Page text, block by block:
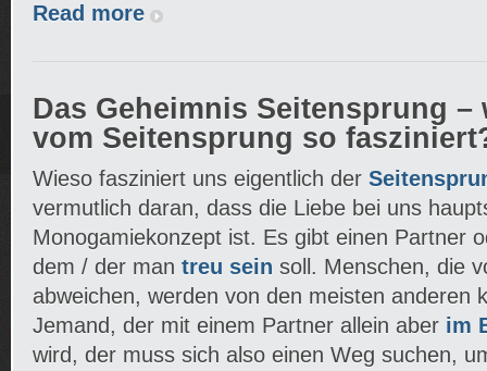
Read more
Das Geheimnis Seitensprung
vom Seitensprung so
Wieso fasziniert uns eigentlich der
vermutlich daran, dass die Liebe bei uns
Monogamiekonzept ist. Es gibt einen Partner
dem / der man treu sein soll. Menschen, die
abweichen, werden von den meisten anderen
Jemand, der mit einem Partner allein aber im
wird, der muss sich also einen Weg suchen,